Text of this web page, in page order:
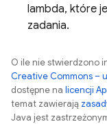
lambda, które
zadania.
O ile nie stwierdzono
Creative Commons –
dostępne na licencji
temat zawierają
Java jest